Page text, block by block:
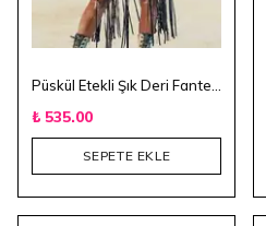
₺ 535.00
SEPETE EKLE